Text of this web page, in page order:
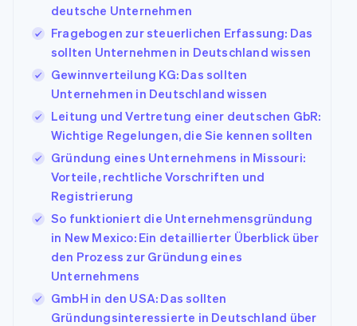
deutsche Unternehmen
Fragebogen zur steuerlichen Erfassung: Das
sollten Unternehmen in Deutschland wissen
Gewinnverteilung KG: Das sollten
Unternehmen in Deutschland wissen
Leitung und Vertretung einer deutschen GbR:
Wichtige Regelungen, die Sie kennen sollten
Gründung eines Unternehmens in Missouri:
Vorteile, rechtliche Vorschriften und
Registrierung
So funktioniert die Unternehmensgründung
in New Mexico: Ein detaillierter Überblick über
den Prozess zur Gründung eines
Unternehmens
GmbH in den USA: Das sollten
Gründungsinteressierte in Deutschland über